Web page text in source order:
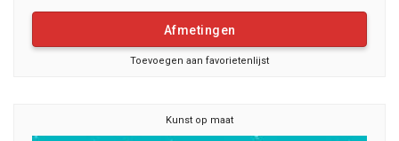
Afmetingen
Toevoegen aan favorietenlijst
Kunst op maat